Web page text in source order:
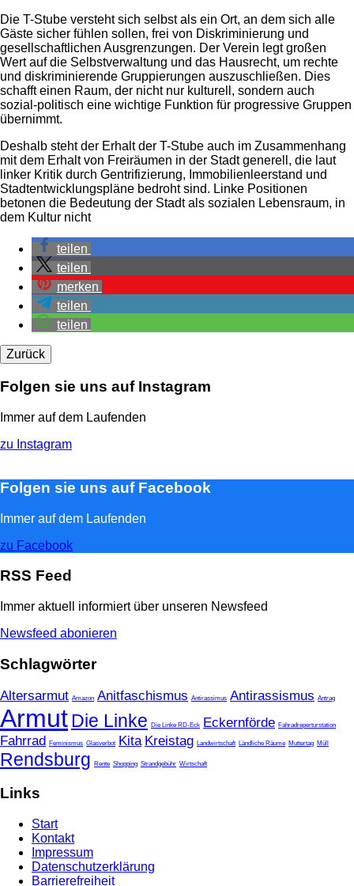
Die T-Stube versteht sich selbst als ein Ort, an dem sich alle
Gäste sicher fühlen sollen, frei von Diskriminierung und
gesellschaftlichen Ausgrenzungen. Der Verein legt großen
Wert auf die Selbstverwaltung und das Hausrecht, um rechte
und diskriminierende Gruppierungen auszuschließen. Dies
schafft einen Raum, der nicht nur kulturell, sondern auch
sozial-politisch eine wichtige Funktion für progressive Gruppen
übernimmt.
Deshalb steht der Erhalt der T-Stube auch im Zusammenhang
mit dem Erhalt von Freiräumen in der Stadt generell, die laut
linker Kritik durch Gentrifizierung, Immobilienleerstand und
Stadtentwicklungspläne bedroht sind. Linke Positionen
betonen die Bedeutung der Stadt als sozialen Lebensraum, in
dem Kultur nicht
teilen
teilen
merken
teilen
teilen
Zurück
Folgen sie uns auf Instagram
Immer auf dem Laufenden
zu Instagram
Folgen sie uns auf Facebook
Immer auf dem Laufenden
zu Facebook
RSS Feed
Immer aktuell informiert über unseren Newsfeed
Newsfeed abonieren
Schlagwörter
Altersarmut Amazon Anitfaschismus Antirassimus Antirassismus Antrag
ArmutDie Linke Die Linke RD-Eck Eckernförde Fahradreperturstation
Fahrrad Feminismus Glasverbot Kita Kreistag Landwirtschaft Ländliche Räume Muttertag Müll
Rendsburg Rente Shopping Strandgebühr Wirtschaft
Links
Start
Kontakt
Impressum
Datenschutzerklärung
Barrierefreiheit